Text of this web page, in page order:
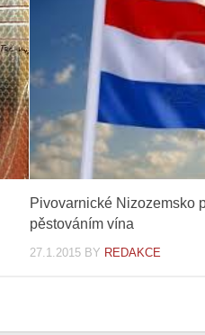
Pivovarnické Nizozemsko
pěstováním vína
27.1.2015BY REDAKCE